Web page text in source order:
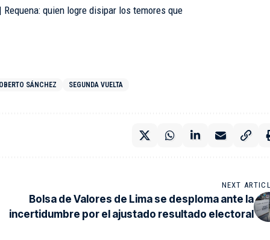
quien logre disipar los temores que
SÁNCHEZ SEGUNDA VUELTA
NEXT
Bolsa de Valores de Lima se desploma ante la
incertidumbre por el ajustado resultado electoral